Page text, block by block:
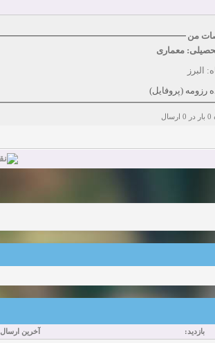
من
معماری
البرز
رزومه (پروفایل)
بازدید: آخرین ارسال